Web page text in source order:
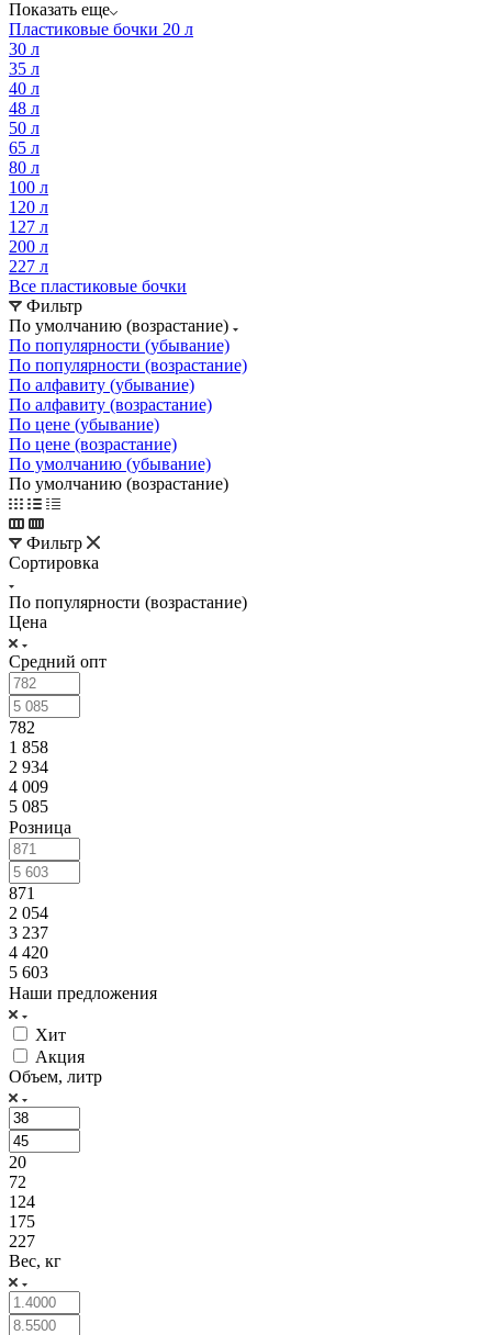
Показать еще
Пластиковые бочки 20 л
30 л
35 л
40 л
48 л
50 л
65 л
80 л
100 л
120 л
127 л
200 л
227 л
Все пластиковые бочки
Фильтр
По умолчанию (возрастание)
По популярности (убывание)
По популярности (возрастание)
По алфавиту (убывание)
По алфавиту (возрастание)
По цене (убывание)
По цене (возрастание)
По умолчанию (убывание)
По умолчанию (возрастание)
Фильтр
Сортировка
По популярности (возрастание)
Цена
Средний опт
782
1 858
2 934
4 009
5 085
Розница
871
2 054
3 237
4 420
5 603
Наши предложения
Хит
Акция
Объем, литр
20
72
124
175
227
Вес, кг